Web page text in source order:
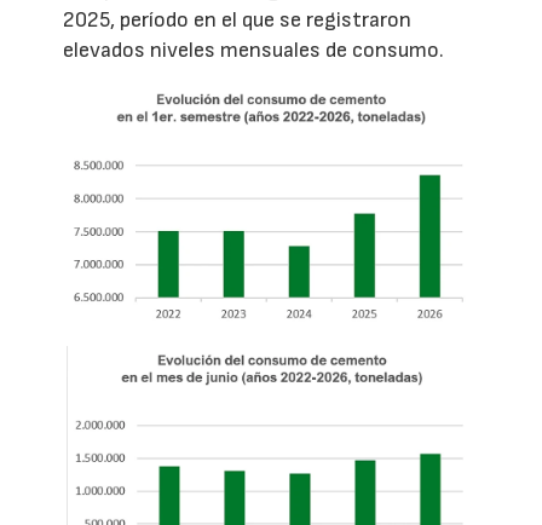
2025, período en el que se registraron
elevados niveles mensuales de consumo.